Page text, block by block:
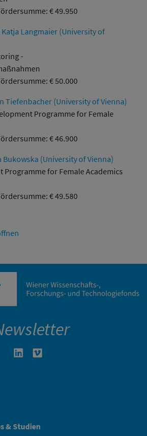
€ 49.950
Katja Langmaier (University of
-
€ 50.000
Tiefenbacher (University of Vienna)
Programme for Female
€ 46.900
Bukowska (University of Vienna)
Programme for Female Academics
€ 49.580
Linkedin in neuem Fenster öffnen
& Studien